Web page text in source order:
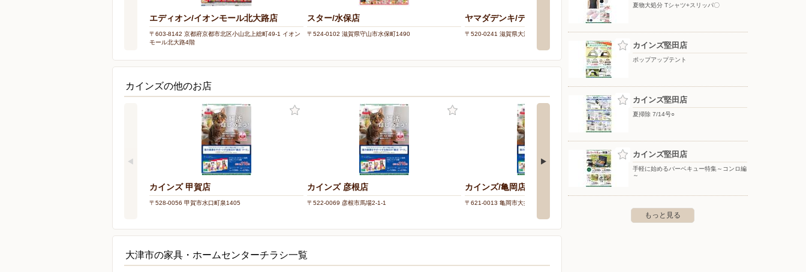
エディオン/イオンモール北大路店
〒603-8142 京都府京都市北区小山北上総町49-1 イオン
モール北大路4階
スター/水保店
〒524-0102 滋賀県守山市水保町1490
ヤマダデンキ/テックランド大津堅田店
〒520-0241 滋賀県大津市今堅田3-8-1 〒000-0000
カインズの他のお店
カインズ 甲賀店
〒528-0056 甲賀市水口町泉1405
カインズ 彦根店
〒522-0069 彦根市馬場2-1-1
カインズ/亀岡店
〒621-0013 亀岡市大井町並河4-20
大津市の家具・ホームセンターチラシ一覧
夏物大処分 Tシャツ+スリッパ〇
カインズ堅田店
ポップアップテント
カインズ堅田店
夏掃除 7/14号○
カインズ堅田店
手軽に始めるバーベキュー特集～コンロ編
～
もっと見る